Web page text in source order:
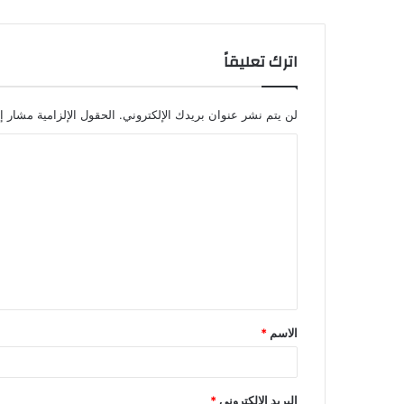
اترك تعليقاً
لن يتم نشر عنوان بريدك الإلكتروني. الحقول الإلزامية مشار
الاسم *
البريد الإلكتروني*